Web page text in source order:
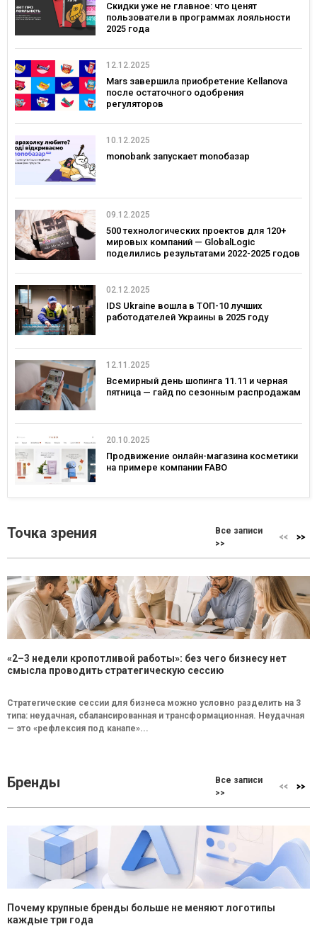
Скидки уже не главное: что ценят
пользователи в программах лояльности
2025 года
12.12.2025
Mars завершила приобретение Kellanova
после остаточного одобрения
регуляторов
10.12.2025
monobank запускает monoбазар
09.12.2025
500 технологических проектов для 120+
мировых компаний — GlobalLogic
поделились результатами 2022-2025 годов
02.12.2025
IDS Ukraine вошла в ТОП-10 лучших
работодателей Украины в 2025 году
12.11.2025
Всемирный день шопинга 11.11 и черная
пятница — гайд по сезонным распродажам
20.10.2025
Продвижение онлайн-магазина косметики
на примере компании FABO
Точка зрения
Все записи
>>
«2–3 недели кропотливой работы»: без чего бизнесу нет
смысла проводить стратегическую сессию
Стратегические сессии для бизнеса можно условно разделить на 3
типа: неудачная, сбалансированная и трансформационная. Неудачная
— это «рефлексия под канапе»...
Бренды
Все записи
>>
Почему крупные бренды больше не меняют логотипы
каждые три года